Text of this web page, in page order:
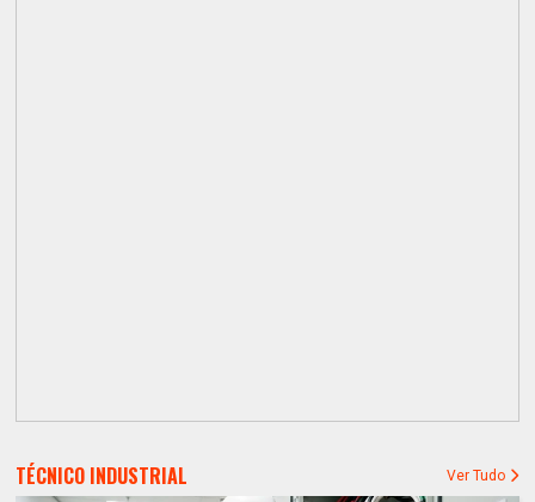
TÉCNICO INDUSTRIAL Ver Tudo